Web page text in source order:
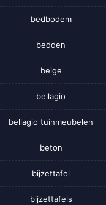
bedbodem
bedden
beige
bellagio
bellagio tuinmeubelen
beton
bijzettafel
bijzettafels